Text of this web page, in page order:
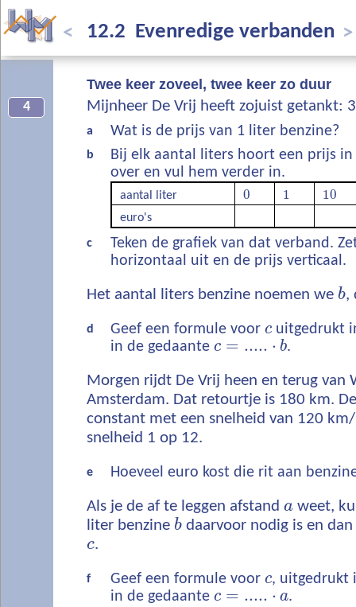
< 12.2 Evenredige verbanden >
Twee keer zoveel, twee keer zo duur
4 Mijnheer De Vrij heeft zojuist getankt:
a Wat is de prijs van 1 liter benzine?
b
Bij elk aantal liters hoort een prijs
over en vul hem verder in.
aantal liter 0 1 10
euro's
c
Teken de grafiek van dat verband.
horizontaal uit en de prijs verticaal.
Het aantal liters benzine noemen we b,
d Geef een formule voor c uitgedrukt
in de gedaante c = ..... ⋅ b.
Morgen rijdt De Vrij heen en terug van
Amsterdam. Dat retourtje is 180 km.
constant met een snelheid van 120
snelheid 1 op 12.
e Hoeveel euro kost die rit aan
Als je de af te leggen afstand a weet,
liter benzine b daarvoor nodig is en
c.
f Geef een formule voor c, uitgedrukt
in de gedaante c = ..... ⋅ a.